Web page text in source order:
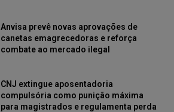
Anvisa prevê novas aprovações de
canetas emagrecedoras e reforça
combate ao mercado ilegal
CNJ extingue aposentadoria
compulsória como punição máxima
para magistrados e regulamenta perda